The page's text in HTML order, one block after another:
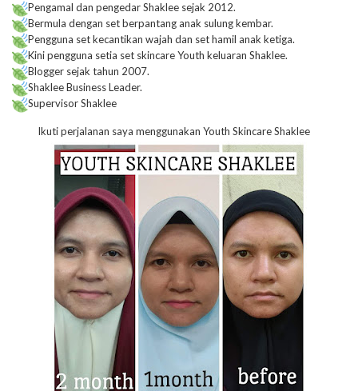
Pengamal dan pengedar Shaklee sejak 2012.
Bermula dengan set berpantang anak sulung kembar.
Pengguna set kecantikan wajah dan set hamil anak ketiga.
Kini pengguna setia set skincare Youth keluaran Shaklee.
Blogger sejak tahun 2007.
Shaklee Business Leader.
Supervisor Shaklee
Ikuti perjalanan saya menggunakan Youth Skincare Shaklee